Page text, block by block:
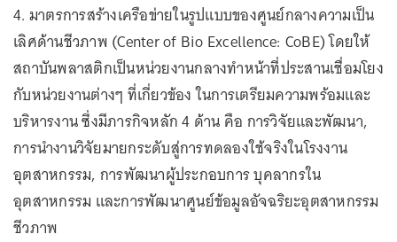
4. มาตรการสร้างเครือข่ายในรูปแบบของศูนย์กลางความเป็น
เลิศด้านชีวภาพ (Center of Bio Excellence: CoBE) โดยให้
สถาบันพลาสติกเป็นหน่วยงานกลางทำหน้าที่ประสานเชื่อมโยง
กับหน่วยงานต่างๆ ที่เกี่ยวข้อง ในการเตรียมความพร้อมและ
บริหารงาน ซึ่งมีภารกิจหลัก 4 ด้าน คือ การวิจัยและพัฒนา,
การนำงานวิจัยมายกระดับสู่การทดลองใช้จริงในโรงงาน
อุตสาหกรรม, การพัฒนาผู้ประกอบการ บุคลากรใน
อุตสาหกรรม และการพัฒนาศูนย์ข้อมูลอัจฉริยะอุตสาหกรรม
ชีวภาพ